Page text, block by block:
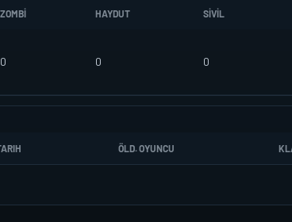
ZOMBI HAYDUT SIVIL
0 0 0
ÖLD. OYUNCU